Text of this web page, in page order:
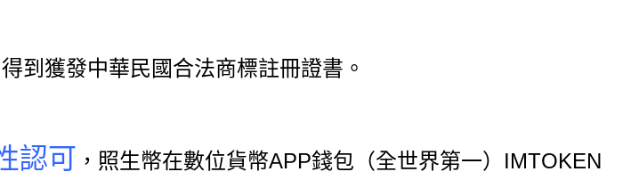
到獲發中華民國合法商標註冊證書。
認可 ，照生幣在數位貨幣APP錢包（全世界第一）IMTOKEN